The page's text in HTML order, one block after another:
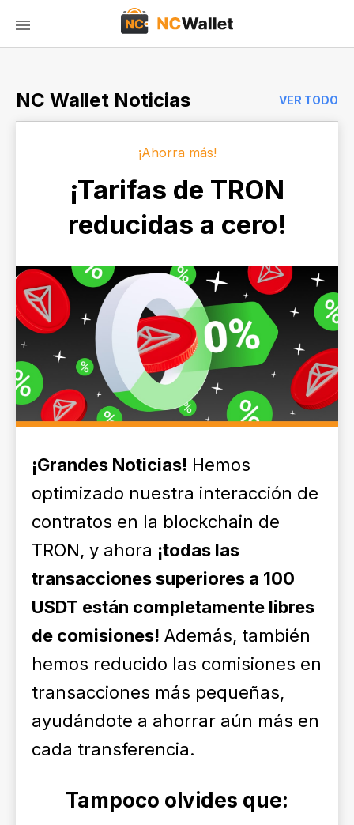
NC Wallet Noticias VER TODO
¡Ahorra más!
¡Tarifas de TRON
reducidas a cero!
¡Grandes Noticias! Hemos
optimizado nuestra interacción de
contratos en la blockchain de
TRON, y ahora ¡todas las
transacciones superiores a 100
USDT están completamente libres
de comisiones! Además, también
hemos reducido las comisiones en
transacciones más pequeñas,
ayudándote a ahorrar aún más en
cada transferencia.
Tampoco olvides que: